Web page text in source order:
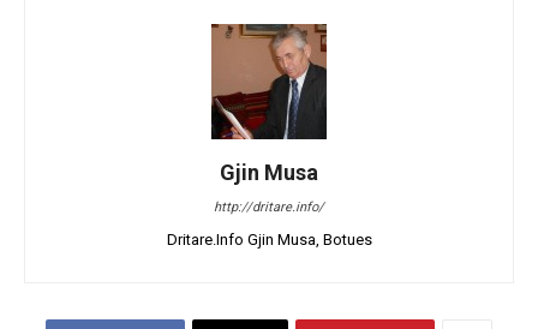
Gjin Musa
http://dritare.info/
Dritare.Info Gjin Musa, Botues